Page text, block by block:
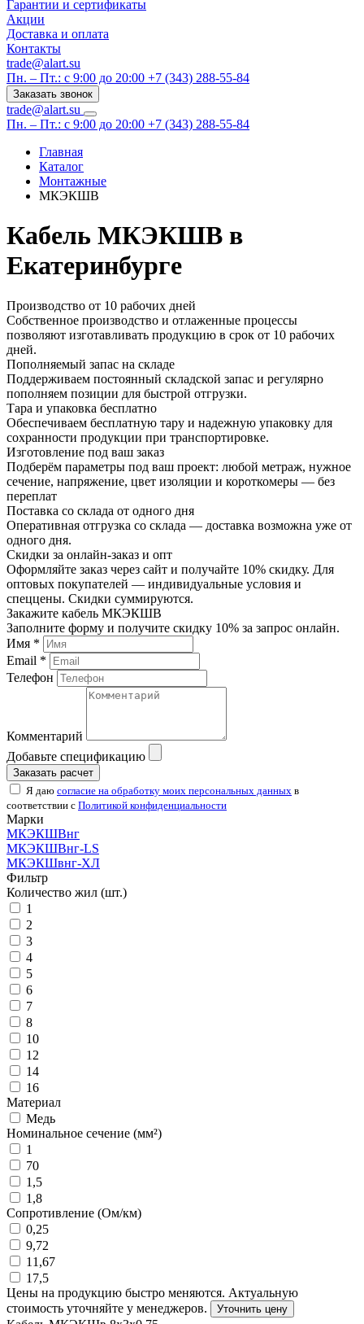
Гарантии и сертификаты
Акции
Доставка и оплата
Контакты
trade@alart.su
Пн. – Пт.: с 9:00 до 20:00 +7 (343) 288-55-84
Заказать звонок
trade@alart.su
Пн. – Пт.: с 9:00 до 20:00 +7 (343) 288-55-84
Главная
Каталог
Монтажные
МКЭКШВ
Кабель МКЭКШВ в
Екатеринбурге
Производство от 10 рабочих дней
Собственное производство и отлаженные процессы
позволяют изготавливать продукцию в срок от 10 рабочих
дней.
Пополняемый запас на складе
Поддерживаем постоянный складской запас и регулярно
пополняем позиции для быстрой отгрузки.
Тара и упаковка бесплатно
Обеспечиваем бесплатную тару и надежную упаковку для
сохранности продукции при транспортировке.
Изготовление под ваш заказ
Подберём параметры под ваш проект: любой метраж, нужное
сечение, напряжение, цвет изоляции и короткомеры — без
переплат
Поставка со склада от одного дня
Оперативная отгрузка со склада — доставка возможна уже от
одного дня.
Скидки за онлайн-заказ и опт
Оформляйте заказ через сайт и получайте 10% скидку. Для
оптовых покупателей — индивидуальные условия и
спеццены. Скидки суммируются.
Закажите кабель МКЭКШВ
Заполните форму и получите скидку 10% за запрос онлайн.
Имя *
Email *
Телефон
Комментарий
Добавьте спецификацию
Заказать расчет
Я даю согласие на обработку моих персональных данных в
соответствии с Политикой конфиденциальности
Марки
МКЭКШВнг
МКЭКШВнг-LS
МКЭКШвнг-ХЛ
Фильтр
Количество жил (шт.)
1
2
3
4
5
6
7
8
10
12
14
16
Материал
Медь
Номинальное сечение (мм²)
1
70
1,5
1,8
Сопротивление (Ом/км)
0,25
9,72
11,67
17,5
Цены на продукцию быстро меняются. Актуальную
стоимость уточняйте у менеджеров.
Уточнить цену